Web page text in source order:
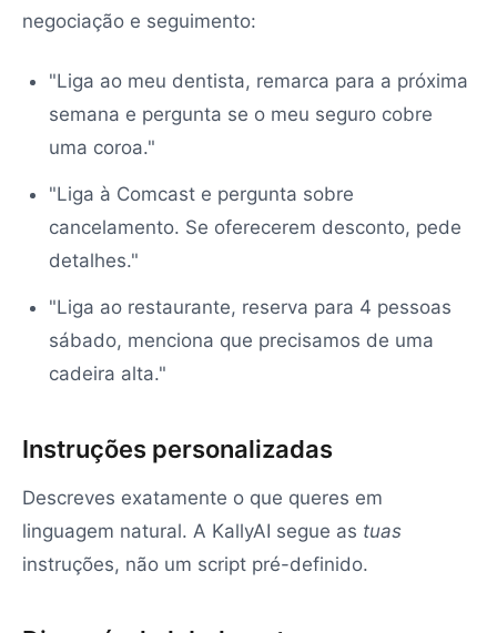
negociação e seguimento:
"Liga ao meu dentista, remarca para a próxima
semana e pergunta se o meu seguro cobre
uma coroa."
"Liga à Comcast e pergunta sobre
cancelamento. Se oferecerem desconto, pede
detalhes."
"Liga ao restaurante, reserva para 4 pessoas
sábado, menciona que precisamos de uma
cadeira alta."
Instruções personalizadas
Descreves exatamente o que queres em
linguagem natural. A KallyAI segue as tuas
instruções, não um script pré-definido.